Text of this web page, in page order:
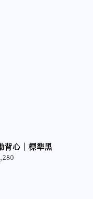
背心｜標準黑
Regular